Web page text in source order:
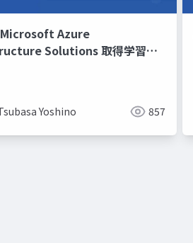
Microsoft Azure
Solutions 取得学習会
Yoshino 857